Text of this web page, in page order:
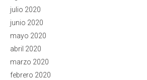
julio 2020
junio 2020
mayo 2020
abril 2020
marzo 2020
febrero 2020